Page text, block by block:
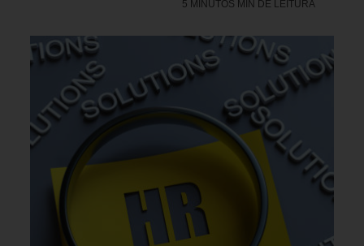
5 MINUTOS MIN DE LEITURA